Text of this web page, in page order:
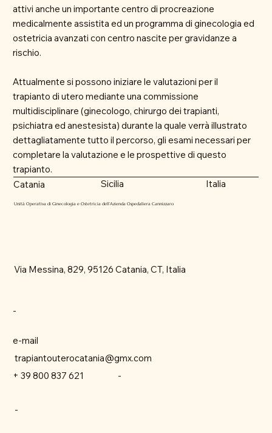
attivi anche un importante centro di procreazione
medicalmente assistita ed un programma di ginecologia ed
ostetricia avanzati con centro nascite per gravidanze a
rischio.
Attualmente si possono iniziare le valutazioni per il
trapianto di utero mediante una commissione
multidisciplinare (ginecologo, chirurgo dei trapianti,
psichiatra ed anestesista) durante la quale verrà illustrato
dettagliatamente tutto il percorso, gli esami necessari per
completare la valutazione e le prospettive di questo
trapianto.
Unità Operativa di Ginecologia e Ostetricia dell’Azienda Ospedaliera Cannizzaro
Catania Sicilia Italia
Via Messina, 829, 95126 Catania, CT, Italia
-
trapiantouterocatania@gmx.com
-
e-mail
+ 39 800 837 621 -